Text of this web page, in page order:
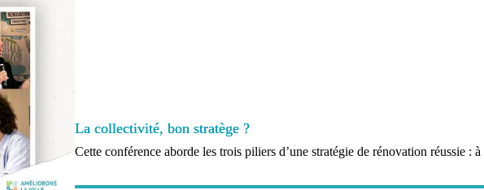
La collectivité, bon stratège ?
Cette conférence aborde les trois piliers d’une stratégie de rénovation réussie :